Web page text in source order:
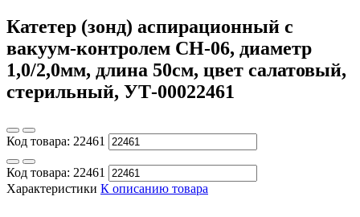
Катетер (зонд) аспирационный с
вакуум-контролем CH-06, диаметр
1,0/2,0мм, длина 50см, цвет салатовый,
стерильный, УТ-00022461
Код товара: 22461
Код товара: 22461
Характеристики К описанию товара